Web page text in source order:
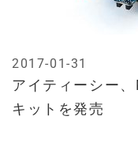
アイティーシー
キットを発売
2017-01-31